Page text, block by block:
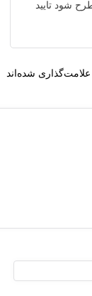
شده‌اند